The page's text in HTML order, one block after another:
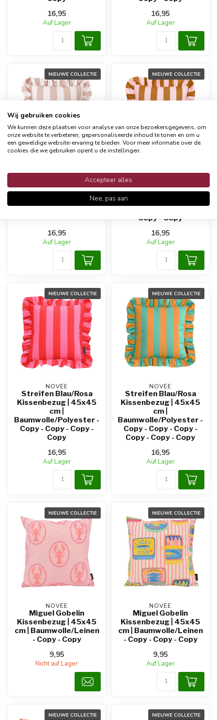
16,95
Auf Lager
16,95
Auf Lager
NIEUWE COLLECTIE
Streifen Blau/Rosa
Kissenbezug | 45x45
cm |
Baumwolle/Polyester -
Copy - Copy - Copy
16,95
Auf Lager
NIEUWE COLLECTIE
Streifen Blau/Rosa
Kissenbezug | 45x45
cm |
Baumwolle/Polyester -
Copy - Copy - Copy -
Copy - Copy
16,95
Auf Lager
NIEUWE COLLECTIE
NOVÉE
Streifen Blau/Rosa
Kissenbezug | 45x45
cm |
Baumwolle/Polyester -
Copy - Copy - Copy -
Copy
16,95
Auf Lager
NIEUWE COLLECTIE
NOVÉE
Streifen Blau/Rosa
Kissenbezug | 45x45
cm |
Baumwolle/Polyester -
Copy - Copy - Copy -
Copy - Copy - Copy
16,95
Auf Lager
NIEUWE COLLECTIE
NOVÉE
Miguel Gobelin
Kissenbezug | 45x45
cm | Baumwolle/Leinen
- Copy - Copy
9,95
Nicht auf Lager
NIEUWE COLLECTIE
NOVÉE
Miguel Gobelin
Kissenbezug | 45x45
cm | Baumwolle/Leinen
- Copy - Copy - Copy
9,95
Auf Lager
NIEUWE COLLECTIE NIEUWE COLLECTIE
Wij gebruiken cookies
We kunnen deze plaatsen voor analyse van onze bezoekersgegevens, om
onze website te verbeteren, gepersonaliseerde inhoud te tonen en om u
een geweldige website-ervaring te bieden. Voor meer informatie over de
cookies die we gebruiken opent u de instellingen.
Accepteer alles
Nee, pas aan